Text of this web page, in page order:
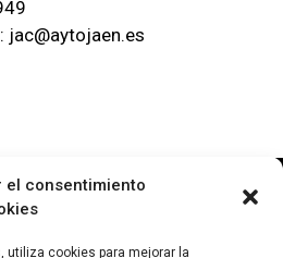
el consentimiento
utiliza cookies para mejorar la
jac@aytojaen.es